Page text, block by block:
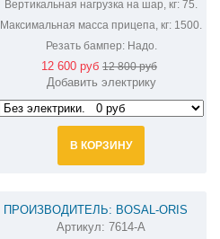
Вертикальная нагрузка на шар, кг: 75.
Максимальная масса прицепа, кг: 1500.
Резать бампер:Надо.
12 600 руб 12 800 руб
Добавить электрику
В КОРЗИНУ
ПРОИЗВОДИТЕЛЬ: BOSAL-ORIS
ФАРКОП НА CHERY TIGGO 8 7614-A
Артикул: 7614-A